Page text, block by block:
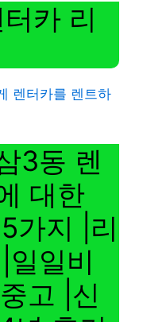
카 리
렌터카를 렌트하
3동 렌
대한
가지 |리
일비
고 |신